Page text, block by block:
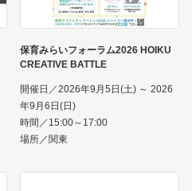
保育みらいフォーラム2026 HOIKU
CREATIVE BATTLE
開催日／2026年9月5日(土) ～ 2026
年9月6日(日)
時間／15:00～17:00
場所／関東